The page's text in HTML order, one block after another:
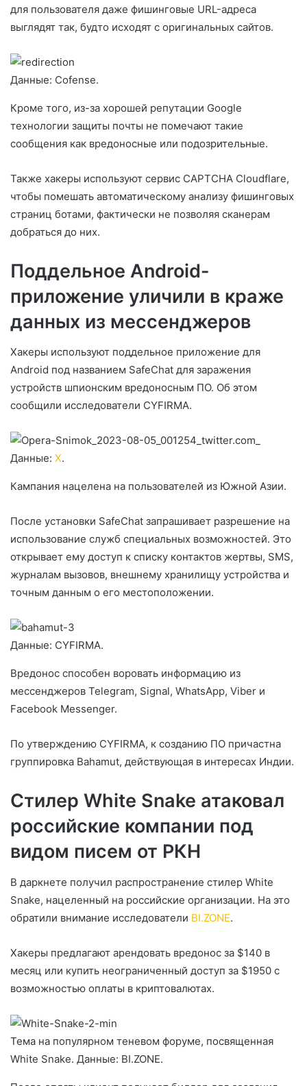
для пользователя даже фишинговые URL-адреса
выглядят так, будто исходят с оригинальных сайтов.
Данные: Cofense.
Кроме того, из-за хорошей репутации Google
технологии защиты почты не помечают такие
сообщения как вредоносные или подозрительные.
Также хакеры используют сервис CAPTCHA Cloudflare,
чтобы помешать автоматическому анализу фишинговых
страниц ботами, фактически не позволяя сканерам
добраться до них.
Поддельное Android-
приложение уличили в краже
данных из мессенджеров
Хакеры используют поддельное приложение для
Android под названием SafeChat для заражения
устройств шпионским вредоносным ПО. Об этом
сообщили исследователи CYFIRMA.
Данные: X.
Кампания нацелена на пользователей из Южной Азии.
После установки SafeChat запрашивает разрешение на
использование служб специальных возможностей. Это
открывает ему доступ к списку контактов жертвы, SMS,
журналам вызовов, внешнему хранилищу устройства и
точным данным о его местоположении.
Данные: CYFIRMA.
Вредонос способен воровать информацию из
мессенджеров Telegram, Signal, WhatsApp, Viber и
Facebook Messenger.
По утверждению CYFIRMA, к созданию ПО причастна
группировка Bahamut, действующая в интересах Индии.
Стилер White Snake атаковал
российские компании под
видом писем от РКН
В даркнете получил распространение стилер White
Snake, нацеленный на российские организации. На это
обратили внимание исследователи BI.ZONE.
Хакеры предлагают арендовать вредонос за $140 в
месяц или купить неограниченный доступ за $1950 с
возможностью оплаты в криптовалютах.
Тема на популярном теневом форуме, посвященная
White Snake. Данные: BI.ZONE.